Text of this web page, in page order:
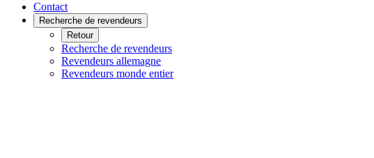
Contact
Recherche de revendeurs
Retour
Recherche de revendeurs
Revendeurs allemagne
Revendeurs monde entier